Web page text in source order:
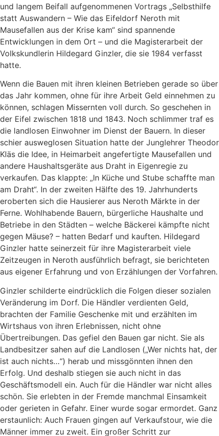
und langem Beifall aufgenommenen Vortrags „Selbsthilfe
statt Auswandern – Wie das Eifeldorf Neroth mit
Mausefallen aus der Krise kam“ sind spannende
Entwicklungen in dem Ort – und die Magisterarbeit der
Volkskundlerin Hildegard Ginzler, die sie 1984 verfasst
hatte.
Wenn die Bauen mit ihren kleinen Betrieben gerade so über
das Jahr kommen, ohne für ihre Arbeit Geld einnehmen zu
können, schlagen Missernten voll durch. So geschehen in
der Eifel zwischen 1818 und 1843. Noch schlimmer traf es
die landlosen Einwohner im Dienst der Bauern. In dieser
schier ausweglosen Situation hatte der Junglehrer Theodor
Kläs die Idee, in Heimarbeit angefertigte Mausefallen und
andere Haushaltsgeräte aus Draht in Eigenregie zu
verkaufen. Das klappte: „In Küche und Stube schaffte man
am Draht“. In der zweiten Hälfte des 19. Jahrhunderts
eroberten sich die Hausierer aus Neroth Märkte in der
Ferne. Wohlhabende Bauern, bürgerliche Haushalte und
Betriebe in den Städten – welche Bäckerei kämpfte nicht
gegen Mäuse? – hatten Bedarf und kauften. Hildegard
Ginzler hatte seinerzeit für ihre Magisterarbeit viele
Zeitzeugen in Neroth ausführlich befragt, sie berichteten
aus eigener Erfahrung und von Erzählungen der Vorfahren.
Ginzler schilderte eindrücklich die Folgen dieser sozialen
Veränderung im Dorf. Die Händler verdienten Geld,
brachten der Familie Geschenke mit und erzählten im
Wirtshaus von ihren Erlebnissen, nicht ohne
Übertreibungen. Das gefiel den Bauen gar nicht. Sie als
Landbesitzer sahen auf die Landlosen („Wer nichts hat, der
ist auch nichts…“) herab und missgönnten ihnen den
Erfolg. Und deshalb stiegen sie auch nicht in das
Geschäftsmodell ein. Auch für die Händler war nicht alles
schön. Sie erlebten in der Fremde manchmal Einsamkeit
oder gerieten in Gefahr. Einer wurde sogar ermordet. Ganz
erstaunlich: Auch Frauen gingen auf Verkaufstour, wie die
Männer immer zu zweit. Ein großer Schritt zur